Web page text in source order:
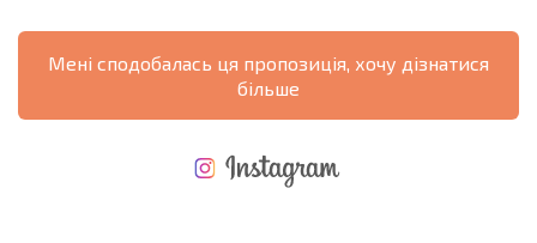
Мені сподобалась ця пропозиція, хочу дізнатися
більше